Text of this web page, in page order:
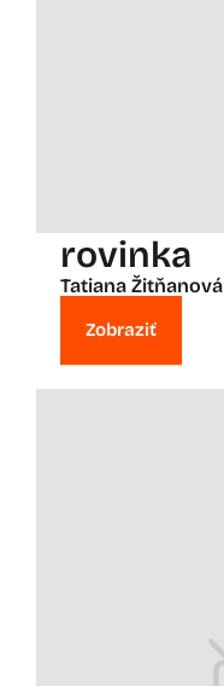
rovinka
Tatiana Žitňanová
Zobraziť